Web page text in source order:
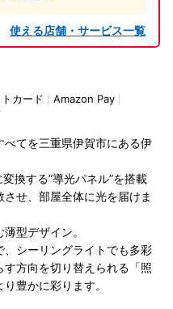
使える店舗・サービス一覧
カード
Amazon Pay
てを三重県伊賀市にある伊
換する”導光パネル”を搭載
せ、部屋全体に光を届けま
型デザイン。
、シーリングライトでも多彩
方向を切り替えられる「照
豊かに彩ります。